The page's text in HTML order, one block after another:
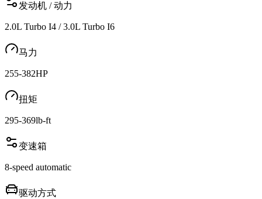
发动机 / 动力
2.0L Turbo I4 / 3.0L Turbo I6
马力
255-382HP
扭矩
295-369lb-ft
变速箱
8-speed automatic
驱动方式